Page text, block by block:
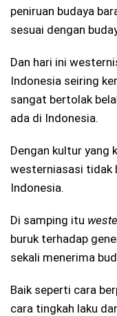
peniruan budaya
sesuai dengan
Dan hari ini
Indonesia seiring
sangat bertolak
ada di Indonesia.
Dengan kultur yang
westerniasasi tidak
Indonesia.
Di samping itu
buruk terhadap
sekali menerima
Baik seperti cara
cara tingkah laku